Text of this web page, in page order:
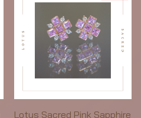
Lotus Sacred Pink Sapphire